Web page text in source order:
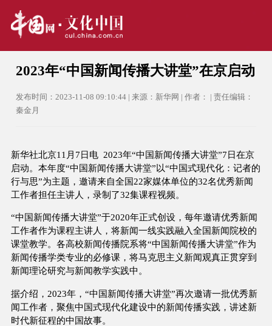
2023年“中国新闻传播大讲堂”在京启动
发布时间：2023-11-08 09:10:44 | 来源：新华网 | 作者： | 责任编辑：
秦金月
新华社北京11月7日电 2023年“中国新闻传播大讲堂”7日在京
启动。本年度“中国新闻传播大讲堂”以“中国式现代化：记者的
行与思”为主题，邀请来自全国22家媒体单位的32名优秀新闻
工作者担任主讲人，录制了32集课程视频。
“中国新闻传播大讲堂”于2020年正式创设，每年邀请优秀新闻
工作者作为课程主讲人，将新闻一线实践融入全国新闻院校的
课堂教学。各高校新闻传播院系将“中国新闻传播大讲堂”作为
新闻传播学类专业的必修课，将马克思主义新闻观真正贯穿到
新闻理论研究与新闻教学实践中。
据介绍，2023年，“中国新闻传播大讲堂”再次邀请一批优秀新
闻工作者，聚焦中国式现代化建设中的新闻传播实践，讲述新
时代新征程的中国故事。